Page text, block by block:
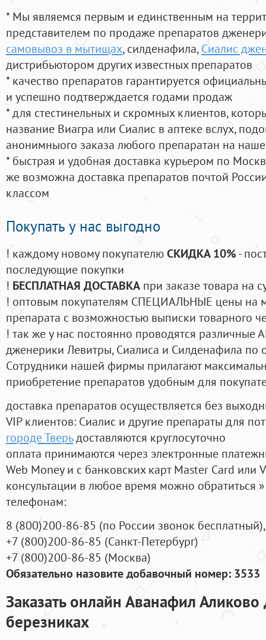
* Мы являемся первым и единственным на
представителем по продаже препаратов
самовывоз в мытищах, силденафила, Сиалис
дистрибьютором других известных препаратов
* качество препаратов гарантируется
и успешно подтверждается годами продаж
* для стестинельных и скромных клиентов,
название Виагра или Сиалис в аптеке вслух,
анонимныого заказа любого препаратан на
* быстрая и удобная доставка курьером по
же возможна доставка препаратов почтой
классом
Покупать у нас выгодно
! каждому новому покупателюСКИДКА 10%-
последующие покупки
! БЕСПЛАТНАЯ ДОСТАВКА при заказе товара на
! оптовым покупателям СПЕЦИАЛЬНЫЕ цены на
препарата с возможностью выписки товарного
! так же у нас постоянно проводятся
дженерики Левитры, Сиалиса и Силденафила по
Cотрудники нашей фирмы прилагают
приобретение препаратов удобным для
доставка препаратов осуществляется без
VIP клиентов: Сиалис и другие препараты для
городе Тверьдоставляются круглосуточно
оплата принимаются через электронные
Web Money и с банковских карт Master Card или
консультации в любое время можно обратиться
телефонам:
8 (800)200-86-85 (по России звонок бесплатный),
+7 (800)200-86-85 (Санкт-Петербург)
+7 (800)200-86-85 (Москва)
Обязательно назовите добавочный номер: 3533
Заказать онлайн Аванафил Аликово
березниках